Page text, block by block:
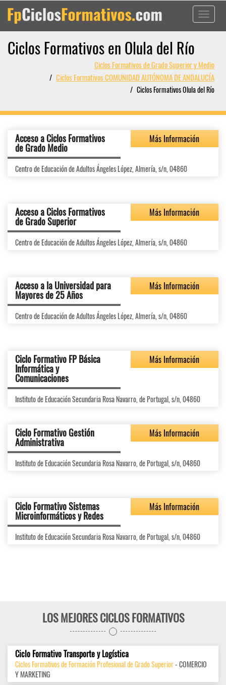
Toggle
Ciclos Formativos en Olula del Río
Ciclos Formativos de Grado Superior y Medio
Ciclos Formativos COMUNIDAD AUTÓNOMA DE ANDALUCÍA
Ciclos Formativos Olula del Río
Acceso a Ciclos Formativos
de Grado Medio
Más Información
Centro de Educación de Adultos Ángeles López, Almería, s/n, 04860
Acceso a Ciclos Formativos
de Grado Superior
Más Información
Centro de Educación de Adultos Ángeles López, Almería, s/n, 04860
Acceso a la Universidad para
Mayores de 25 Años
Más Información
Centro de Educación de Adultos Ángeles López, Almería, s/n, 04860
Ciclo Formativo FP Básica
Informática y
Comunicaciones
Más Información
Instituto de Educación Secundaria Rosa Navarro, de Portugal, s/n, 04860
Ciclo Formativo Gestión
Administrativa
Más Información
Instituto de Educación Secundaria Rosa Navarro, de Portugal, s/n, 04860
Ciclo Formativo Sistemas
Microinformáticos y Redes
Más Información
Instituto de Educación Secundaria Rosa Navarro, de Portugal, s/n, 04860
LOS MEJORES CICLOS FORMATIVOS
Ciclo Formativo Transporte y Logística
Ciclos Formativos de Formación Profesional de Grado Superior- COMERCIO
Y MARKETING